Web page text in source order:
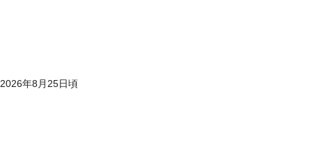
2026年8月25日頃